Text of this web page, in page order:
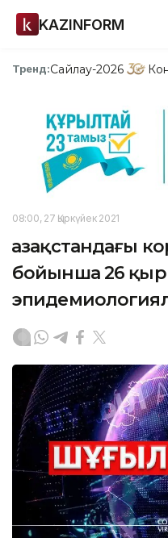
KAZINFORM
Тренд:Сайлау-2026
08:00, 27 Қыркүйек 2021
Қазақстандағы
бойынша 26